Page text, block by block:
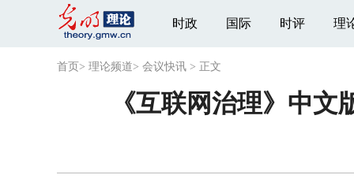
时政 国际 时评 理
首页 > 理论频道> 会议快讯 > 正文
《互联网治理》中